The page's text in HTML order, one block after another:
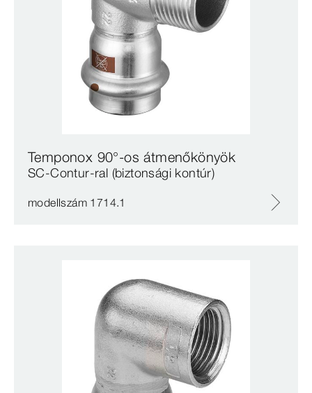
Temponox 90°-os átmenőkönyök
SC‑Contur-ral (biztonsági kontúr)
modellszám 1714.1